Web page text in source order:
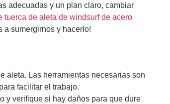
adecuadas y un plan claro, cambiar
tuerca de aleta de windsurf de acero
a sumergirnos y hacerlo!
aleta. Las herramientas necesarias son
facilitar el trabajo.
y verifique si hay daños para que dure